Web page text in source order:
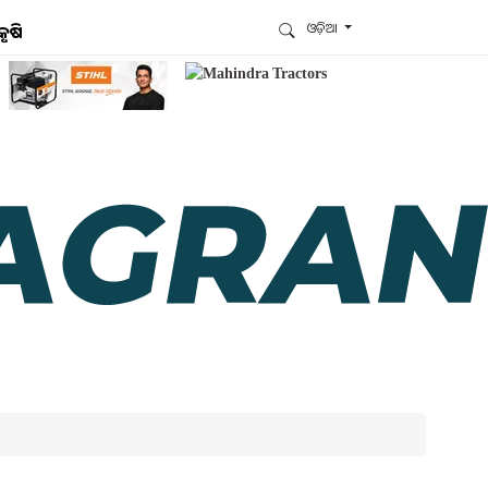
ଓଡ଼ିଆ
ଆମେ ହ୍ବାଟ୍ସଆପ୍‌ରେ ଅଛୁ ! ଆମ ହ୍ବାଟ୍ସଆପ ଗ୍ରୁପରେ
ଏବଂ ଆପଙ୍କୁ ଆବଶ୍ୟକ ହେଉଥିବା ସବୁ
ଗୁରୁତ୍ବପୂର୍ଣ୍ଣ ଅପଡେଟ୍‌ ପାଆନ୍ତୁ ପ୍ରତିଦିନ ।